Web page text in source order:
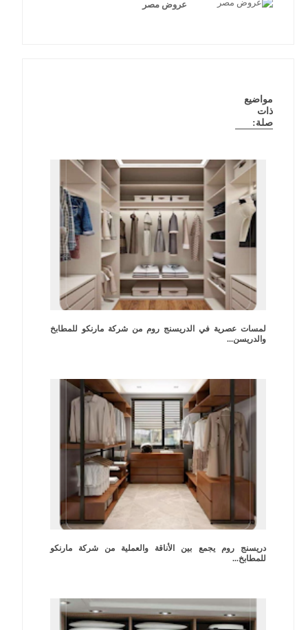
عروض مصر
مواضيع
ذات
صلة:
لمسات عصرية في الدريسنج روم من شركة مارنكو للمطابخ
والدريسن...
دريسنج روم يجمع بين الأناقة والعملية من شركة مارنكو
للمطابخ...